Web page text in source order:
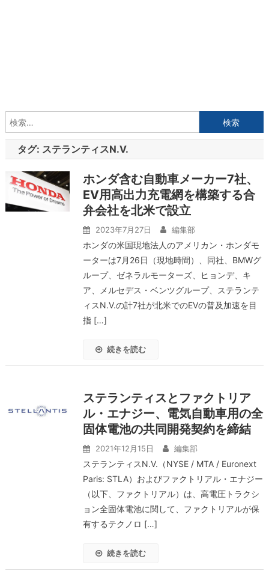
索:
タグ: ステランティスN.V.
ホンダ含む自動車メーカー7社、
EV用高出力充電網を構築する合
弁会社を北米で設立
2023年7月27日 編集部
ホンダの米国現地法人のアメリカン・ホンダモ
ーターは7月26日（現地時間）、同社、BMWグ
ループ、ゼネラルモーターズ、ヒョンデ、キ
ア、メルセデス・ベンツグループ、ステランテ
ィスN.V.の計7社が北米でのEVの普及加速を目
指 […]
続きを読む
ステランティスとファクトリア
ル・エナジー、電気⾃動⾞⽤の全
固体電池の共同開発契約を締結
2021年12月15日 編集部
ステランティスN.V.（NYSE / MTA / Euronext
Paris: STLA）およびファクトリアル・エナジー
（以下、ファクトリアル）は、高電圧トラクシ
ョン全固体電池に関して、ファクトリアルが保
有するテクノロ […]
続きを読む